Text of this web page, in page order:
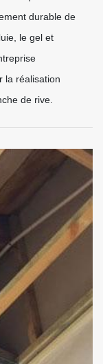
durable de
le gel et
la réalisation
de rive.